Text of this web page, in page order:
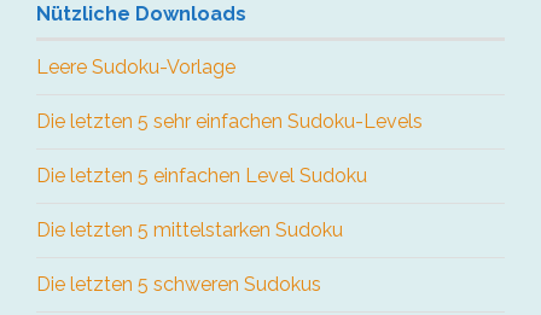
Nützliche Downloads
Leere Sudoku-Vorlage
Die letzten 5 sehr einfachen Sudoku-Levels
Die letzten 5 einfachen Level Sudoku
Die letzten 5 mittelstarken Sudoku
Die letzten 5 schweren Sudokus